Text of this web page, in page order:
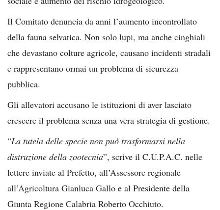
Il Comitato denuncia da anni l’aumento incontrollato
della fauna selvatica. Non solo lupi, ma anche cinghiali
che devastano colture agricole, causano incidenti stradali
e rappresentano ormai un problema di sicurezza
pubblica.
Gli allevatori accusano le istituzioni di aver lasciato
crescere il problema senza una vera strategia di gestione.
“La tutela delle specie non può trasformarsi nella
distruzione della zootecnia”, scrive il C.U.P.A.C. nelle
lettere inviate al Prefetto, all’Assessore regionale
all’Agricoltura Gianluca Gallo e al Presidente della
Giunta Regione Calabria Roberto Occhiuto.